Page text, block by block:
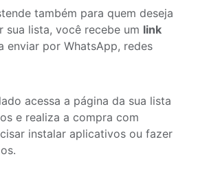
também para quem deseja
sua lista, você recebe um link
enviar por WhatsApp, redes
acessa a página da sua lista
e realiza a compra com
instalar aplicativos ou fazer